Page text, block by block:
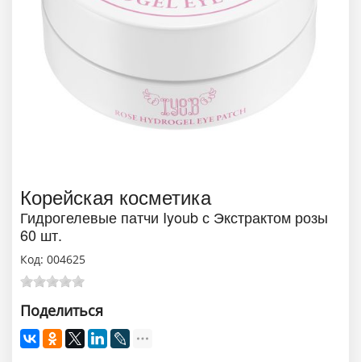
Корейская косметика
Гидрогелевые патчи Iyoub с Экстрактом розы
60 шт.
Код: 004625
Поделиться